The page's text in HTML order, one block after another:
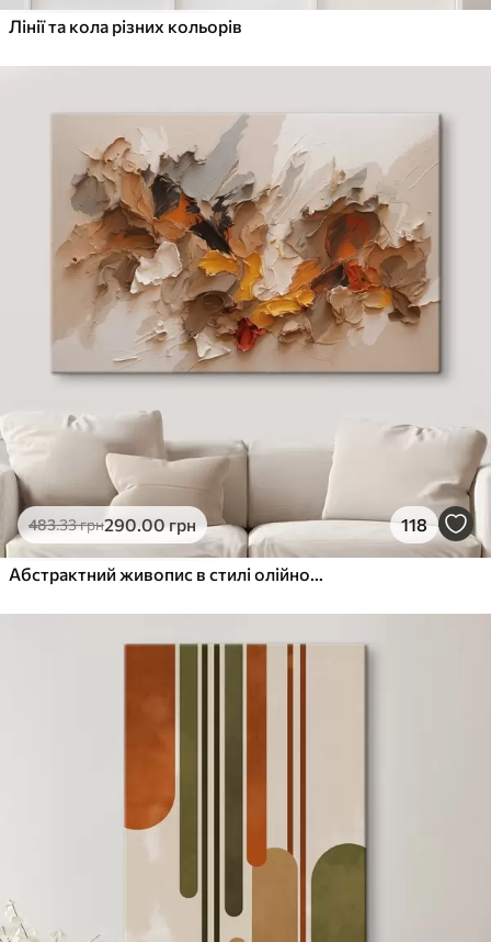
✓Яскраві, насичені кольори
Екологічний матеріал
Лінії та кола різних кольорів
483.33грн290.00грн 118
Абстрактний живопис в стилі олійного живопису